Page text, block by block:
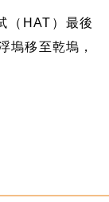
（HAT）最後
塢移至乾塢，